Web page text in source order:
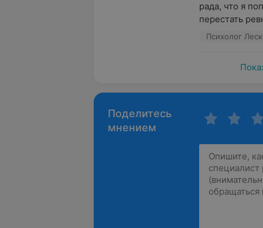
рада, что я
перестать
Поделитесь
мнением